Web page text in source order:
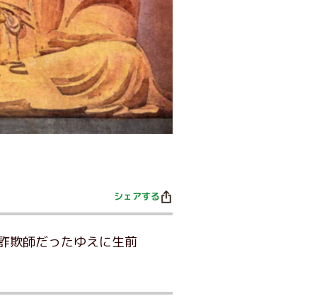
シェアする
欺師だったゆえに生前